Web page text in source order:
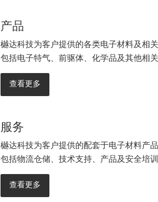
产品
樾达科技为客户提供的各类电子材料及相关
包括电子特气、前驱体、化学品及其他相
查看更多
服务
樾达科技为客户提供的配套于电子材料产
包括物流仓储、技术支持、产品及安全培
查看更多